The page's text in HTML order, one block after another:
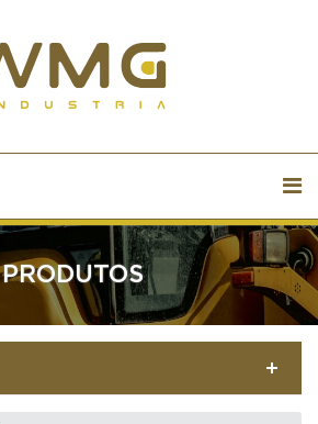
PRODUTOS